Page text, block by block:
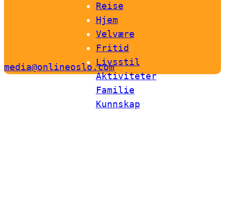
Reise
Hjem
Velvære
Fritid
Livsstil
Aktiviteter
Familie
Kunnskap
media@onlineoslo.com